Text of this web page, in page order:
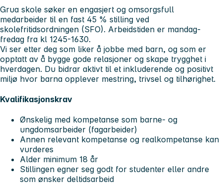
Grua skole søker en engasjert og omsorgsfull
medarbeider til en fast 45 % stilling ved
skolefritidsordningen (SFO). Arbeidstiden er mandag-
fredag fra kl 1245-1630.
Vi ser etter deg som liker å jobbe med barn, og som er
opptatt av å bygge gode relasjoner og skape trygghet i
hverdagen. Du bidrar aktivt til et inkluderende og positivt
miljø hvor barna opplever mestring, trivsel og tilhørighet.
Kvalifikasjonskrav
Ønskelig med kompetanse som barne- og
ungdomsarbeider (fagarbeider)
Annen relevant kompetanse og realkompetanse kan
vurderes
Alder minimum 18 år
Stillingen egner seg godt for studenter eller andre
som ønsker deltidsarbeid